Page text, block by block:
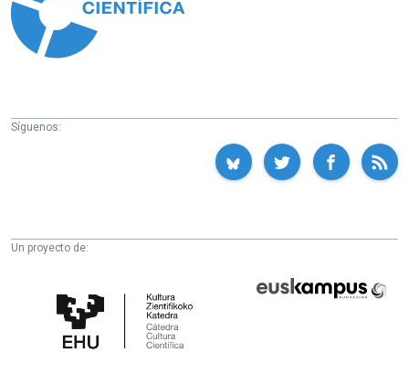
Síguenos:
Un proyecto de:
Cultura
Científica
Fundazioa